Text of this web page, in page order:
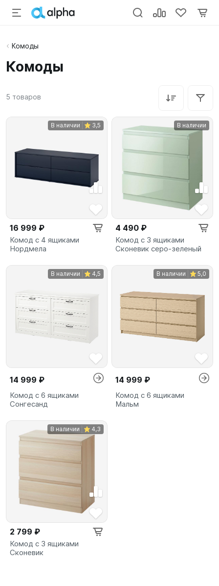
Комоды
Комоды
5 товаров
В наличии 3,5
16 999 ₽
Комод с 4 ящиками
Нордмела
В наличии
4 490 ₽
Комод с 3 ящиками
Сконевик серо-зеленый
В наличии 4,5
14 999 ₽
Комод с 6 ящиками
Сонгесанд
В наличии 5,0
14 999 ₽
Комод с 6 ящиками
Мальм
В наличии 4,3
2 799 ₽
Комод с 3 ящиками
Сконевик